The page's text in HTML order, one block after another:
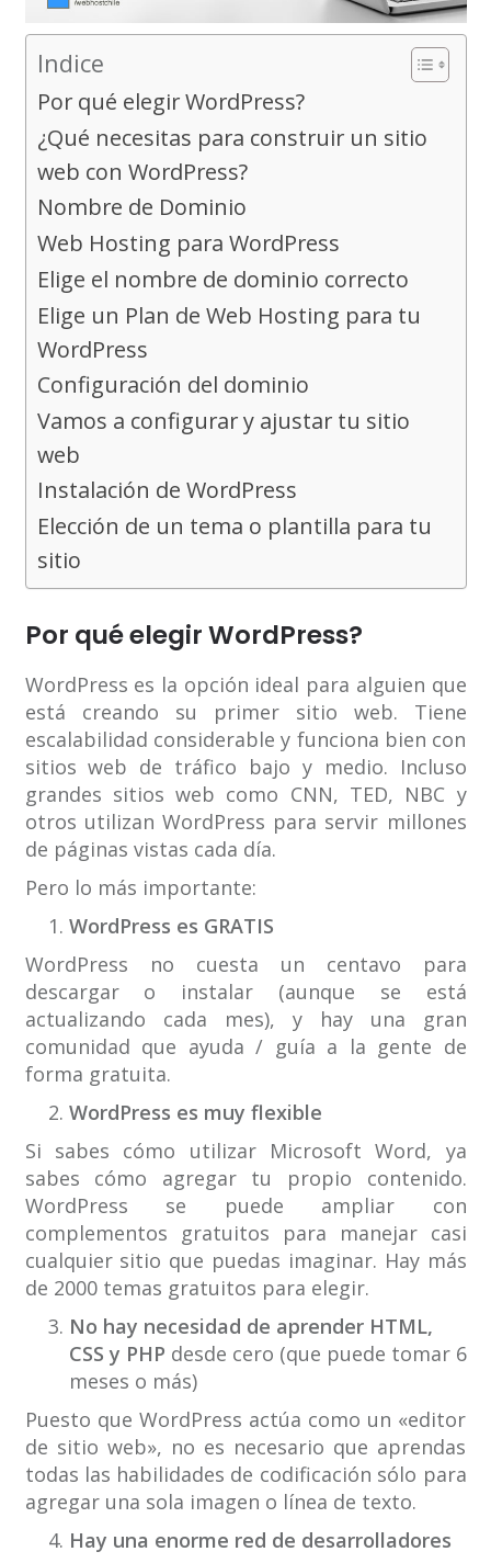
Indice
Por qué elegir WordPress?
¿Qué necesitas para construir un sitio
web con WordPress?
Nombre de Dominio
Web Hosting para WordPress
Elige el nombre de dominio correcto
Elige un Plan de Web Hosting para tu
WordPress
Configuración del dominio
Vamos a configurar y ajustar tu sitio
web
Instalación de WordPress
Elección de un tema o plantilla para tu
sitio
Por qué elegir WordPress?
WordPress es la opción ideal para alguien que
está creando su primer sitio web. Tiene
escalabilidad considerable y funciona bien con
sitios web de tráfico bajo y medio. Incluso
grandes sitios web como CNN, TED, NBC y
otros utilizan WordPress para servir millones
de páginas vistas cada día.
Pero lo más importante:
WordPress es GRATIS
WordPress no cuesta un centavo para
descargar o instalar (aunque se está
actualizando cada mes), y hay una gran
comunidad que ayuda / guía a la gente de
forma gratuita.
WordPress es muy flexible
Si sabes cómo utilizar Microsoft Word, ya
sabes cómo agregar tu propio contenido.
WordPress se puede ampliar con
complementos gratuitos para manejar casi
cualquier sitio que puedas imaginar. Hay más
de 2000 temas gratuitos para elegir.
No hay necesidad de aprender HTML,
CSS y PHP desde cero (que puede tomar 6
meses o más)
Puesto que WordPress actúa como un «editor
de sitio web», no es necesario que aprendas
todas las habilidades de codificación sólo para
agregar una sola imagen o línea de texto.
Hay una enorme red de desarrolladores